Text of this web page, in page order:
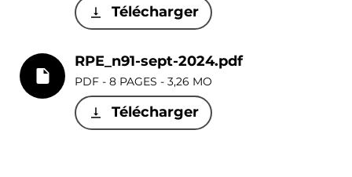
Télécharger
RPE_n91-sept-2024.pdf
PDF - 8 PAGES - 3,26 MO
Télécharger